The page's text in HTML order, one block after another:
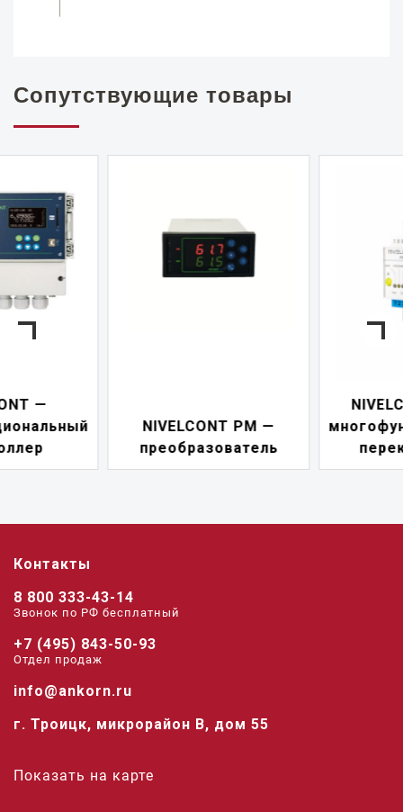
Сопутствующие товары
NIVELCONT PM —
преобразователь
NIVELCONT PKK —
переключатель
Контакты
8 800 333-43-14
Звонок по РФ беcплатный
+7 (495) 843-50-93
Отдел продаж
info@ankorn.ru
г. Троицк, микрорайон В, дом 55
Показать на карте